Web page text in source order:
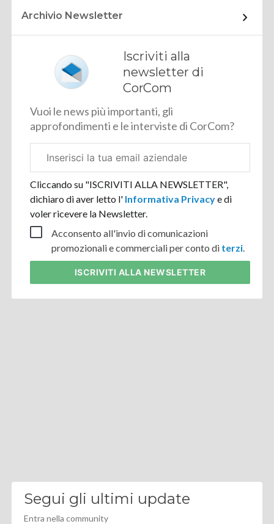
Archivio Newsletter
Iscriviti alla
newsletter di
CorCom
Vuoi le news più importanti, gli
approfondimenti e le interviste di CorCom?
aziendale
Cliccando su "ISCRIVITI ALLA NEWSLETTER",
dichiaro di aver letto l' Informativa Privacye di
voler ricevere la Newsletter.
Acconsento all'invio di comunicazioni
promozionali e commerciali per conto di terzi
ISCRIVITI ALLA NEWSLETTER
Segui gli ultimi update
Entra nella community